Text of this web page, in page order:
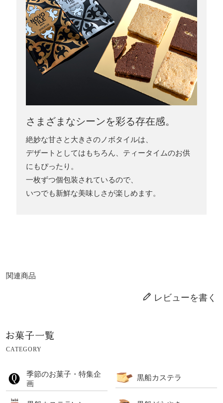
さまざまなシーンを彩る存在感。
絶妙な甘さと大きさのノボタイルは、
デザートとしてはもちろん、ティータイムのお供
にもぴったり。
一枚ずつ個包装されているので、
いつでも新鮮な美味しさが楽しめます。
関連商品
レビューを書く
CATEGORY
季節のお菓子・特集企
画
黒船カステラ